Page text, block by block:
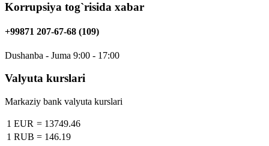
Korrupsiya tog`risida xabar
+99871 207-67-68 (109)
Dushanba - Juma 9:00 - 17:00
Valyuta kurslari
Markaziy bank valyuta kurslari
1 EUR = 13749.46
1 RUB = 146.19